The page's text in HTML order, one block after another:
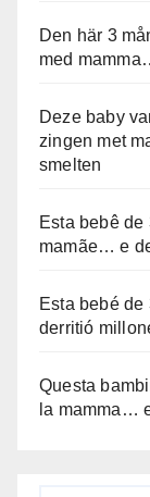
Den här 3
med
Deze baby
zingen met
smelten
Esta bebê de
mamãe… e
Esta bebé
derritió
Questa
la mamma…